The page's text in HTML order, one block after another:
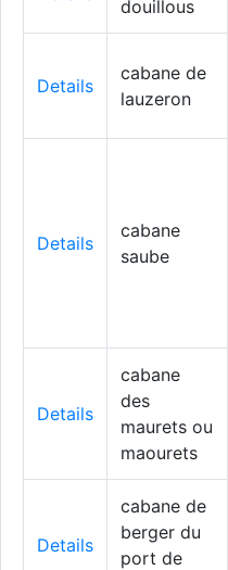
douillous
Details
cabane de
lauzeron
Details
cabane
saube
Details
cabane
des
maurets ou
maourets
Details
cabane de
berger du
port de